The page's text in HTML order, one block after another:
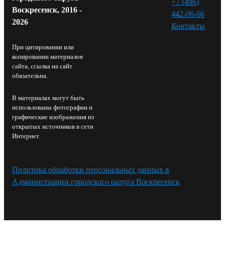
Воскресенск, 2016 -
2026
При цитировании или
копировании материалов
сайта, ссылка на сайт
обязательна.
В материалах могут быть
использованы фотографии и
графические изображения из
открытых источников в сети
Интернет.
442-06-66
Контакты⁠
Политика обработки персональных данных в
Администрации городского округа Воскресенск